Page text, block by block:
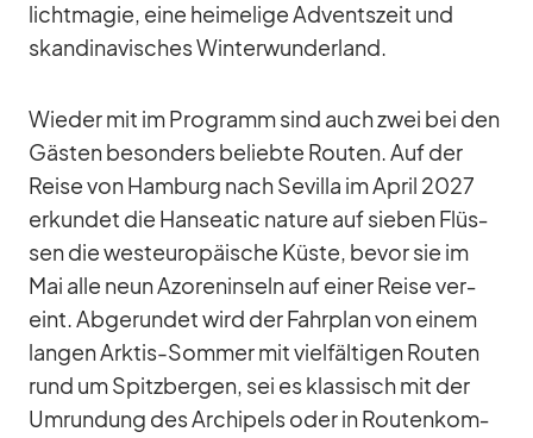
licht­ma­gie, eine hei­me­lige Ad­vents­zeit und
skan­di­na­vi­sches Win­ter­wun­der­land.
Wie­der mit im Pro­gramm sind auch zwei bei den
Gäs­ten be­son­ders be­liebte Rou­ten. Auf der
Reise von Ham­burg nach Se­villa im April 2027
er­kun­det die Han­sea­tic na­ture auf sie­ben Flüs­
sen die west­eu­ro­päi­sche Küste, be­vor sie im
Mai alle neun Azo­ren­in­seln auf ei­ner Reise ver­
eint. Ab­ge­run­det wird der Fahr­plan von ei­nem
lan­gen Ark­tis-Som­mer mit viel­fäl­ti­gen Rou­ten
rund um Spitz­ber­gen, sei es klas­sisch mit der
Um­run­dung des Ar­chi­pels oder in Rou­ten­kom­